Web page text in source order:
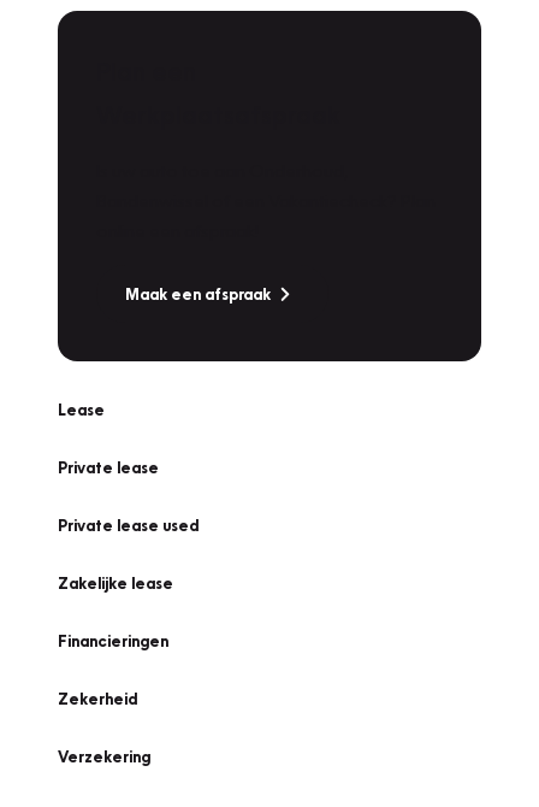
Maak een afspraak
Lease
Private lease
Private lease used
Zakelijke lease
Financieringen
Zekerheid
Verzekering